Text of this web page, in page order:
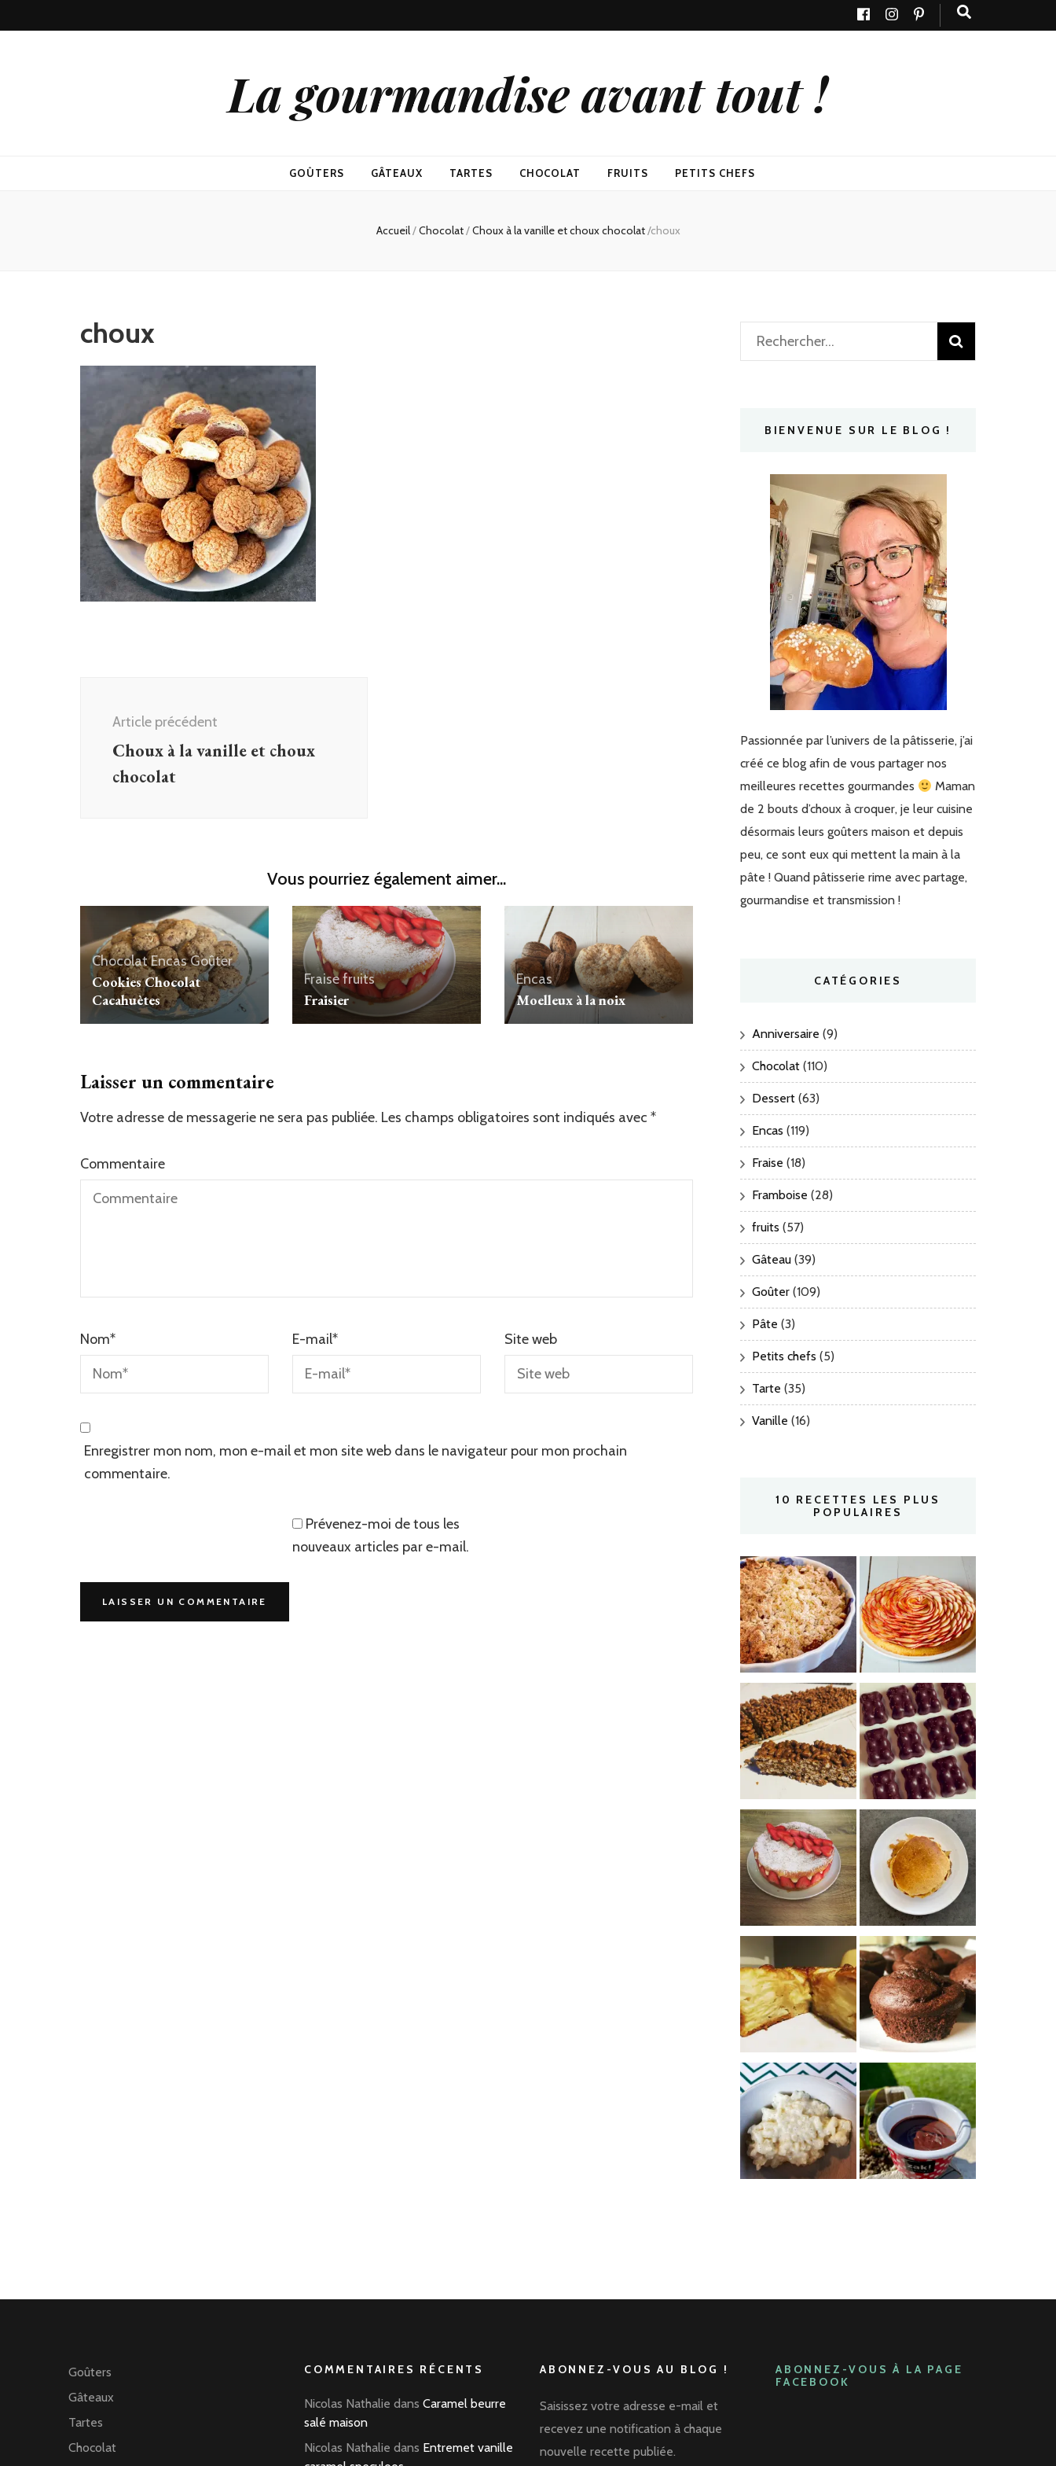
La gourmandise avant tout !
GOÛTERS GÂTEAUX TARTES CHOCOLAT FRUITS PETITS CHEFS
Accueil/Chocolat/Choux à la vanille et choux chocolat/choux
choux
d'article
Article précédent
Choux à la vanille et choux
chocolat
Vous pourriez également aimer...
ChocolatEncasGoûter
Cookies Chocolat
Cacahuètes
Fraisefruits
Fraisier
Encas
Moelleux à la noix
Laisser un commentaire
Votre adresse de messagerie ne sera pas publiée. Les champs obligatoires sont indiqués avec *
Commentaire
Nom* E-mail* Site web
Enregistrer mon nom, mon e-mail et mon site web dans le navigateur pour mon prochain
commentaire.
Prévenez-moi de tous les
nouveaux articles par e-mail.
Rechercher :
BIENVENUE SUR LE BLOG !
Passionnée par l’univers de la pâtisserie, j’ai
créé ce blog afin de vous partager nos
meilleures recettes gourmandes
Maman
de 2 bouts d’choux à croquer, je leur cuisine
désormais leurs goûters maison et depuis
peu, ce sont eux qui mettent la main à la
pâte ! Quand pâtisserie rime avec partage,
gourmandise et transmission !
CATÉGORIES
Anniversaire (9)
Chocolat (110)
Dessert (63)
Encas (119)
Fraise (18)
Framboise (28)
fruits (57)
Gâteau (39)
Goûter (109)
Pâte (3)
Petits chefs (5)
Tarte (35)
Vanille (16)
10 RECETTES LES PLUS
POPULAIRES
Goûters
Gâteaux
Tartes
Chocolat
COMMENTAIRES RÉCENTS
Nicolas Nathalie dans Caramel beurre
salé maison
Nicolas Nathalie dans Entremet vanille
ABONNEZ-VOUS AU BLOG !
Saisissez votre adresse e-mail et
recevez une notification à chaque
nouvelle recette publiée.
ABONNEZ-VOUS À LA PAGE
FACEBOOK